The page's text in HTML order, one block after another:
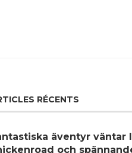
RÉCENTS
äventyr
och